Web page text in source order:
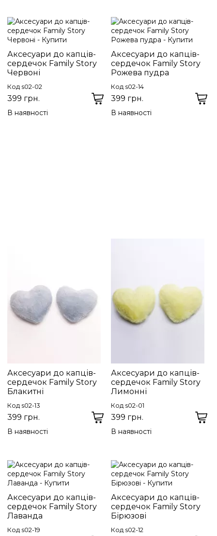
Аксесуари до капців-
сердечок Family Story
Червоні
Код s02-02
399 грн.
В наявності
Аксесуари до капців-
сердечок Family Story
Рожева пудра
Код s02-14
399 грн.
В наявності
Аксесуари до капців-
сердечок Family Story
Блакитні
Код s02-13
399 грн.
В наявності
Аксесуари до капців-
сердечок Family Story
Лимонні
Код s02-01
399 грн.
В наявності
Аксесуари до капців-
сердечок Family Story
Лаванда
Код s02-19
Аксесуари до капців-
сердечок Family Story
Бірюзові
Код s02-12